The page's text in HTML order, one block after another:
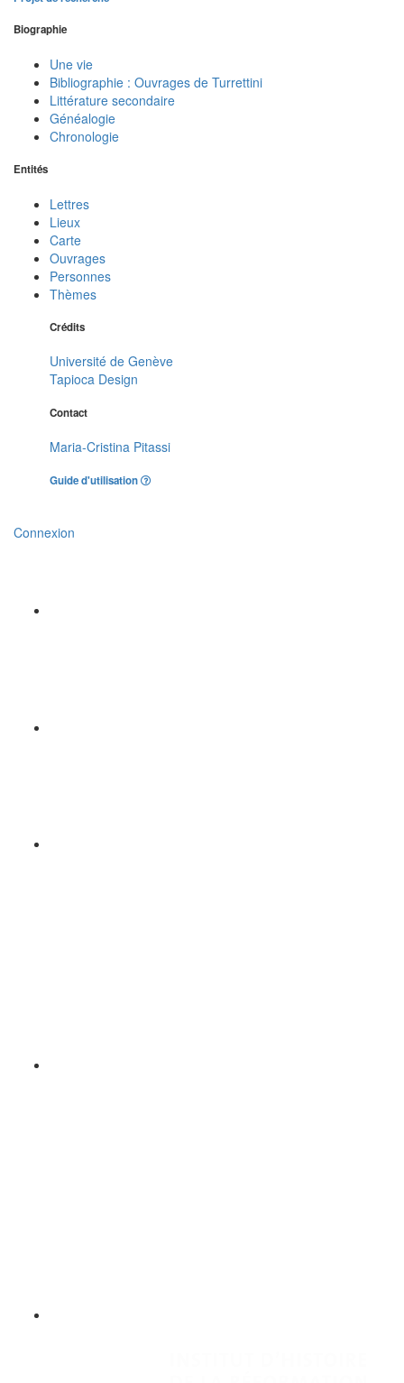
Biographie
Une vie
Bibliographie : Ouvrages de Turrettini
Littérature secondaire
Généalogie
Chronologie
Entités
Lettres
Lieux
Carte
Ouvrages
Personnes
Thèmes
Crédits
Université de Genève
Tapioca Design
Contact
Maria-Cristina Pitassi
Guide d'utilisation
Connexion